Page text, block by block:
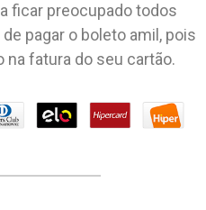
ficar preocupado todos
pagar o boleto amil, pois
na fatura do seu cartão.